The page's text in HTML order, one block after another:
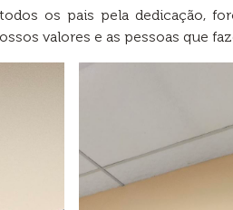
os pais pela dedicação,
valores e as pessoas que